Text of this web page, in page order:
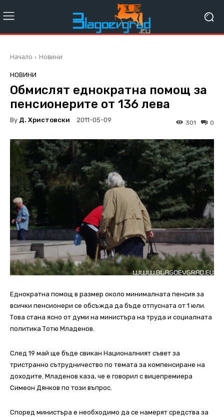
Начало Новини
НОВИНИ
Обмислят еднократна помощ за
пенсионерите от 136 лева
By Д. Христовски 2011-05-09 0
301
Еднократна помощ в размер около минималната пенсия за
всички пенсионери се обсъжда да бъде отпусната от 1 юли.
Това стана ясно от думи на министъра на труда и социалната
политика Тотю Младенов.
След 19 май ще бъде свикан Националният съвет за
тристранно сътрудничество по темата за компенсиране на
доходите. Младенов каза, че е говорил с вицепремиера
Симеон Дянков по този въпрос.
Според министъра е необходимо да се намерят средства за